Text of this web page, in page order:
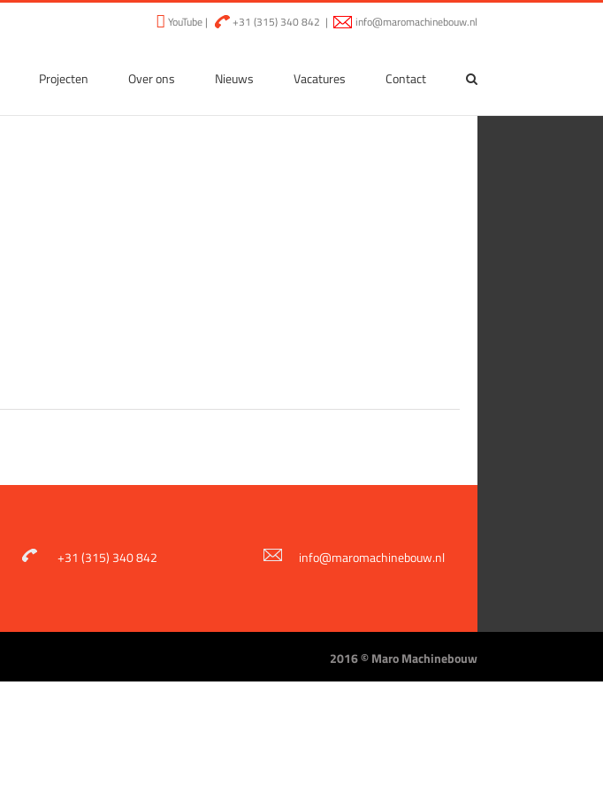
YouTube | +31 (315) 340 842 | info@maromachinebouw.nl
Projecten Over ons Nieuws Vacatures Contact
+31 (315) 340 842 info@maromachinebouw.nl
2016 © Maro Machinebouw